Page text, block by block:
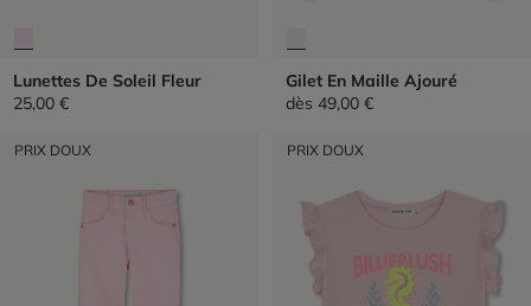
Lunettes De Soleil Fleur
25,00 €
Gilet En Maille Ajouré
dès 49,00 €
PRIX DOUX PRIX DOUX